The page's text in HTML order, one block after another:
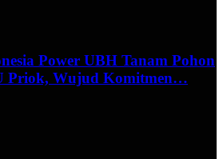
Power UBH Tanam Pohon
Priok, Wujud Komitmen…